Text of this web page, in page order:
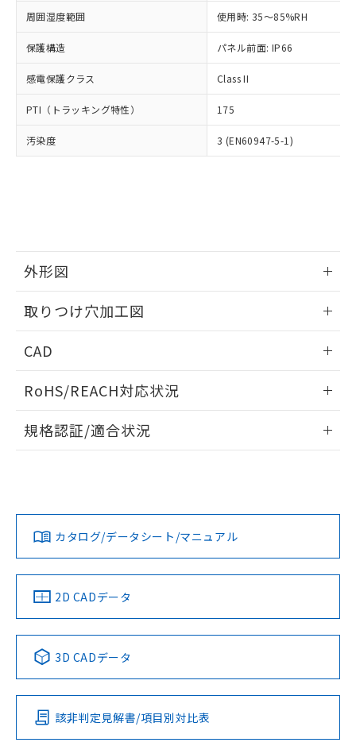
周囲湿度範囲 使用時: 35～85%RH
保護構造 パネル前面: IP66
感電保護クラス Class II
PTI（トラッキング特性） 175
汚染度 3 (EN60947-5-1)
外形図
取りつけ穴加工図
CAD
ドすることができます。
ログイン/会員登録
ダウンロードデータをご利用いただく前に、以下を必ずお読
みください。
ソフトウェアの使用条件
RoHS/REACH対応状況
EU RoHS 注意事項・凡例
対応済み
中国 RoHS 注意事項・凡例
Pb Hg Cd Cr(VI)
O
規格認証/適合状況
カタログ/データシート/マニュアル
2D CADデータ
3D CADデータ
該非判定見解書/項目別対比表
ムロン制御機器販売店・当社販売員に
オムロン制御機器販売店や当社販売拠
販売ネットワーク
」をご確認
ください。
在庫状況および標準価格結果を当社の
事前の承諾なく第三者に漏洩または開
示しないようお願いします。
マイパーツ機能（部品リスト作成サー
ビス）をご利用いただくには、I-Web
品・サービスに関するお客様との取
をご了承ください。
※当社の共同利用者とは、
但し、RoHS指令で産業用監視および制御機器に対する
フタル酸エステル類の４物質については閾値を超える意
図的な使用がないことを確認しています。
※2 対応予定月
部品在庫の切り替え状況などにより、予定
月が前後することがあります。
下記の非含有証明書をダウンロードするこ
とができます。
EU RoHS指令（10物質）の非含有証明書
51物質の非含有証明書（当社基準）
※本証明書は発行日時点で非含有を証明す
ものではありません。
また、RoHS指令のフタル酸エステル類４
物質の対応では、対応完了までの期間は出
欄に対応日を記載しておりました。
既に当社にて対応品への在庫切替を完了
DEHP(フタル酸ビス(2-エチルヘキシル)) : 1000ppm
「ｅ」：有害物質（10物質）のすべてが基
準値以下であることを示します。
「10」：通常の使用状況下において有害物
質が外部に漏えいし、環境に深刻な影響を
当社は貴社製品を、核兵器、ミサイ
ル、化学兵器、生物兵器またはその他
武器並びにこれらの製造装置等に一切
当社は、貴社製品を第三者に販売する
場合は、上記1、2および3の内容を当
該第三者に通知します。また当社は、
販売先および販売に係わる関係者が違
法に輸出するおそれがある場合は、取
在庫なし(最新の在庫状況につ
いては、お客様のお取引先、ま
たはお客様担当のオムロン制御
機器販売店・当社販売員にご確
認ください)
白
受注生産機種、また在庫状況の
情報を公開していない機種